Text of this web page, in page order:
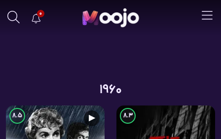
0
1960
8.3
▶
8.5